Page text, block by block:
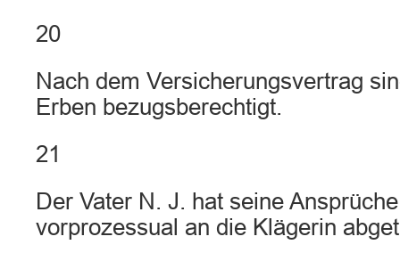
20
Nach dem Versicherungsvertrag
Erben bezugsberechtigt.
21
Der Vater N. J. hat seine
vorprozessual an die Klägerin